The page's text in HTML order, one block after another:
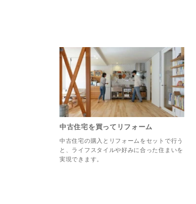
中古住宅を買ってリフォーム
中古住宅の購入とリフォームをセットで行う
と、ライフスタイルや好みに合った住まいを
実現できます。